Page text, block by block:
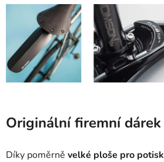
Originální firemní dárek
Díky poměrně velké ploše pro potisk